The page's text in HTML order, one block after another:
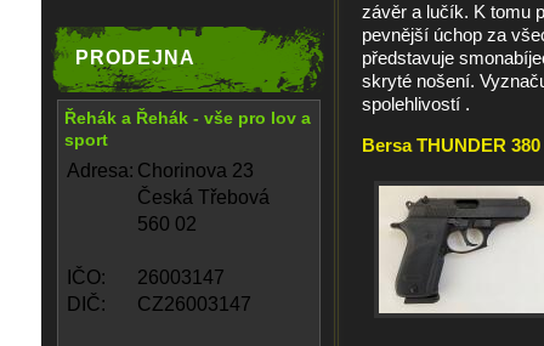
PRODEJNA
Řehák a Řehák - vše pro lov a
sport
Adresa: Chorinova 23
Česká Třebová
560 02
IČO:
26003147
DIČ:
CZ26003147
závěr a lučík. K tomu
pevnější úchop za
představuje
skryté nošení.
spolehlivostí .
Bersa THUNDER